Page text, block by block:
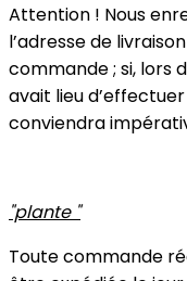
Attention ! Nous
l’adresse de
commande ; si, lors
avait lieu
conviendra
"plante "
Toute commande